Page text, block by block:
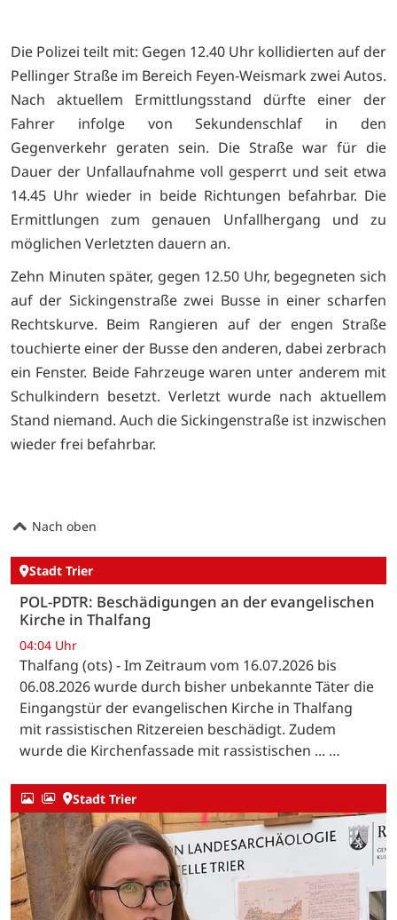
Die Polizei teilt mit: Gegen 12.40 Uhr kollidierten auf der
Pellinger Straße im Bereich Feyen-Weismark zwei Autos.
Nach aktuellem Ermittlungsstand dürfte einer der
Fahrer infolge von Sekundenschlaf in den
Gegenverkehr geraten sein. Die Straße war für die
Dauer der Unfallaufnahme voll gesperrt und seit etwa
14.45 Uhr wieder in beide Richtungen befahrbar. Die
Ermittlungen zum genauen Unfallhergang und zu
möglichen Verletzten dauern an.
Zehn Minuten später, gegen 12.50 Uhr, begegneten sich
auf der Sickingenstraße zwei Busse in einer scharfen
Rechtskurve. Beim Rangieren auf der engen Straße
touchierte einer der Busse den anderen, dabei zerbrach
ein Fenster. Beide Fahrzeuge waren unter anderem mit
Schulkindern besetzt. Verletzt wurde nach aktuellem
Stand niemand. Auch die Sickingenstraße ist inzwischen
wieder frei befahrbar.
Nach oben
Stadt Trier
POL-PDTR: Beschädigungen an der evangelischen
Kirche in Thalfang
04:04 Uhr
Thalfang (ots) - Im Zeitraum vom 16.07.2026 bis
06.08.2026 wurde durch bisher unbekannte Täter die
Eingangstür der evangelischen Kirche in Thalfang
mit rassistischen Ritzereien beschädigt. Zudem
wurde die Kirchenfassade mit rassistischen ... …
Stadt Trier